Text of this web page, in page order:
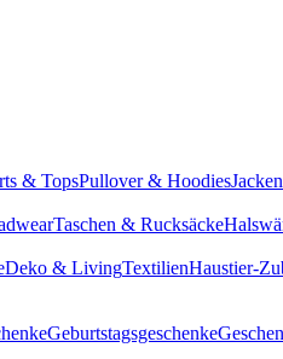
& TopsPullover & Hoodies
Taschen & Rucksäcke
Deko & LivingTextilienHaustier-
Geburtstagsgeschenke